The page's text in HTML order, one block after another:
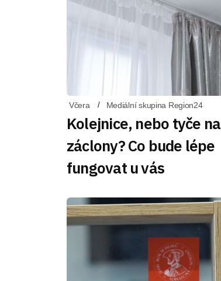
Včera Mediální skupina Region24
Kolejnice, nebo tyče na
záclony? Co bude lépe
fungovat u vás